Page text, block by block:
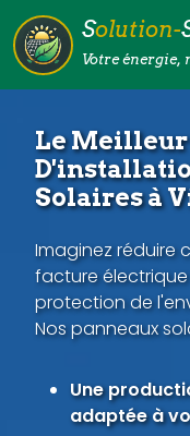
Solution-
Votre énergie,
Le
Solaires à
Imaginez réduire
facture
protection de
Nos panneaux
Une
adaptée à